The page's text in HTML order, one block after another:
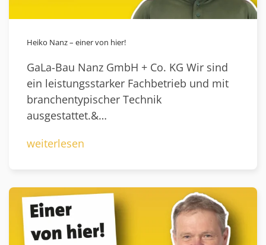
Heiko Nanz – einer von hier!
GaLa-Bau Nanz GmbH + Co. KG Wir sind
ein leistungsstarker Fachbetrieb und mit
branchentypischer Technik
ausgestattet.&…
weiterlesen